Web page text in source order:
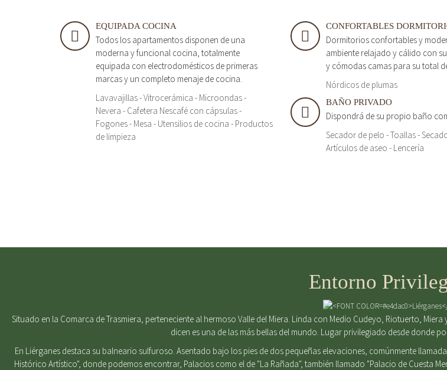
EQUIPADA COCINA
Todos los apartamentos disponen de una
moderna y funcional cocina, totalmente
equipada con electrodomésticos de primeras
marcas y un completo menaje de cocina.
Lavavajillas - Vitrocerámica - Microondas -
Nevera - Cafetera Nescafé con cápsulas -
Fogones - Mesa - Utensilios de cocina - Productos
de limpieza
CONFORTABLES
Dormitorios confortables y
ambiente relajado y cálido con
y cómodas camas para su total
Nórdicos de plumas
BAÑO PRIVADO
Dispondrá de su propio baño
Secador de pelo - Toallas -
Artículos de aseo - Lencería
Entorno
Situado en la Comarca de Trasmiera, perteneciente al hermoso Valle del Miera. Linda con Medio Cudeyo, Riotuerto,
dicen es una de las más bellas del mundo. Lugar privilegiado desde donde
En Liérganes destaca su balneario sulfuroso. Asentado bajo los pies de dos pequeñas elevaciones, comúnmente
Histórico Artístico", donde podemos encontrar, Palacios como el de "La Rañada", también llamado "Palacio de Cuesta